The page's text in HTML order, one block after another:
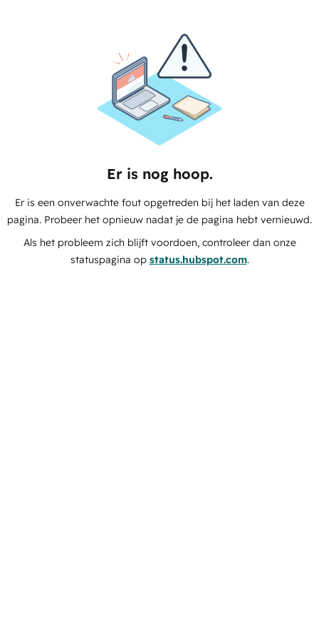
Er is nog hoop.
Er is een onverwachte fout opgetreden bij het laden van deze
pagina. Probeer het opnieuw nadat je de pagina hebt vernieuwd.
Als het probleem zich blijft voordoen, controleer dan onze
statuspagina op status.hubspot.com.